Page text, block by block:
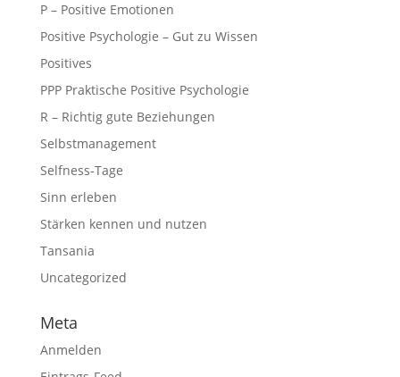
P – Positive Emotionen
Positive Psychologie – Gut zu Wissen
Positives
PPP Praktische Positive Psychologie
R – Richtig gute Beziehungen
Selbstmanagement
Selfness-Tage
Sinn erleben
Stärken kennen und nutzen
Tansania
Uncategorized
Meta
Anmelden